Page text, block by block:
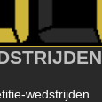
wedstrijden